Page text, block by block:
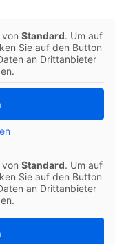
Stan­dard. Um auf
Sie auf den Button
an Dritt­an­bie­ter
Stan­dard. Um auf
Sie auf den Button
an Dritt­an­bie­ter